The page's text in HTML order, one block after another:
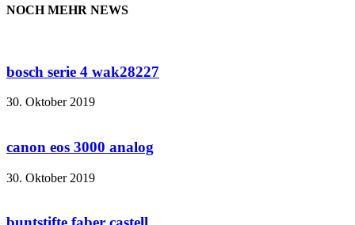
NOCH MEHR NEWS
bosch serie 4 wak28227
30. Oktober 2019
canon eos 3000 analog
30. Oktober 2019